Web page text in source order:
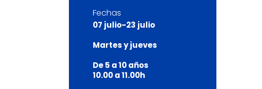
Fechas
07 julio-23 julio
Martes y jueves
De 5 a 10 años
10.00 a 11.00h